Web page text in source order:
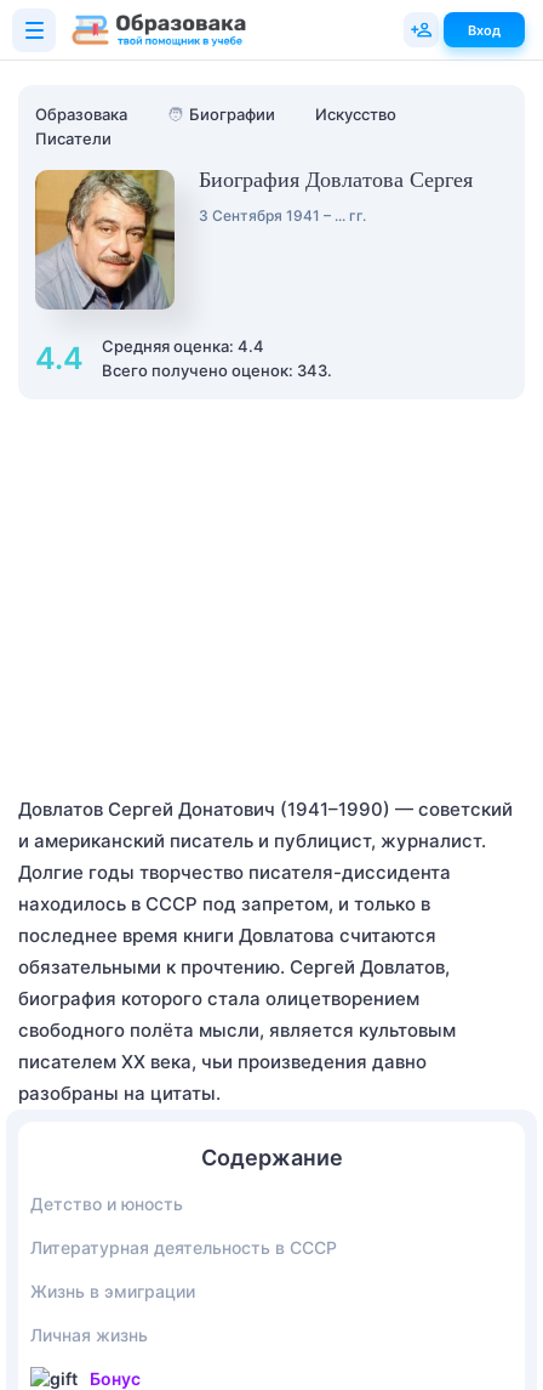
Образовака 🧑 Биографии
Искусство
Писатели
Биография Довлатова Сергея
3 Сентября 1941 – ... гг.
4.4
Средняя оценка: 4.4
Всего получено оценок: 343.
Довлатов Сергей Донатович (1941–1990) — советский
и американский писатель и публицист, журналист.
Долгие годы творчество писателя-диссидента
находилось в СССР под запретом, и только в
последнее время книги Довлатова считаются
обязательными к прочтению. Сергей Довлатов,
биография которого стала олицетворением
свободного полёта мысли, является культовым
писателем ХХ века, чьи произведения давно
разобраны на цитаты.
Содержание
Детство и юность
Литературная деятельность в СССР
Жизнь в эмиграции
Личная жизнь
Бонус
Вход